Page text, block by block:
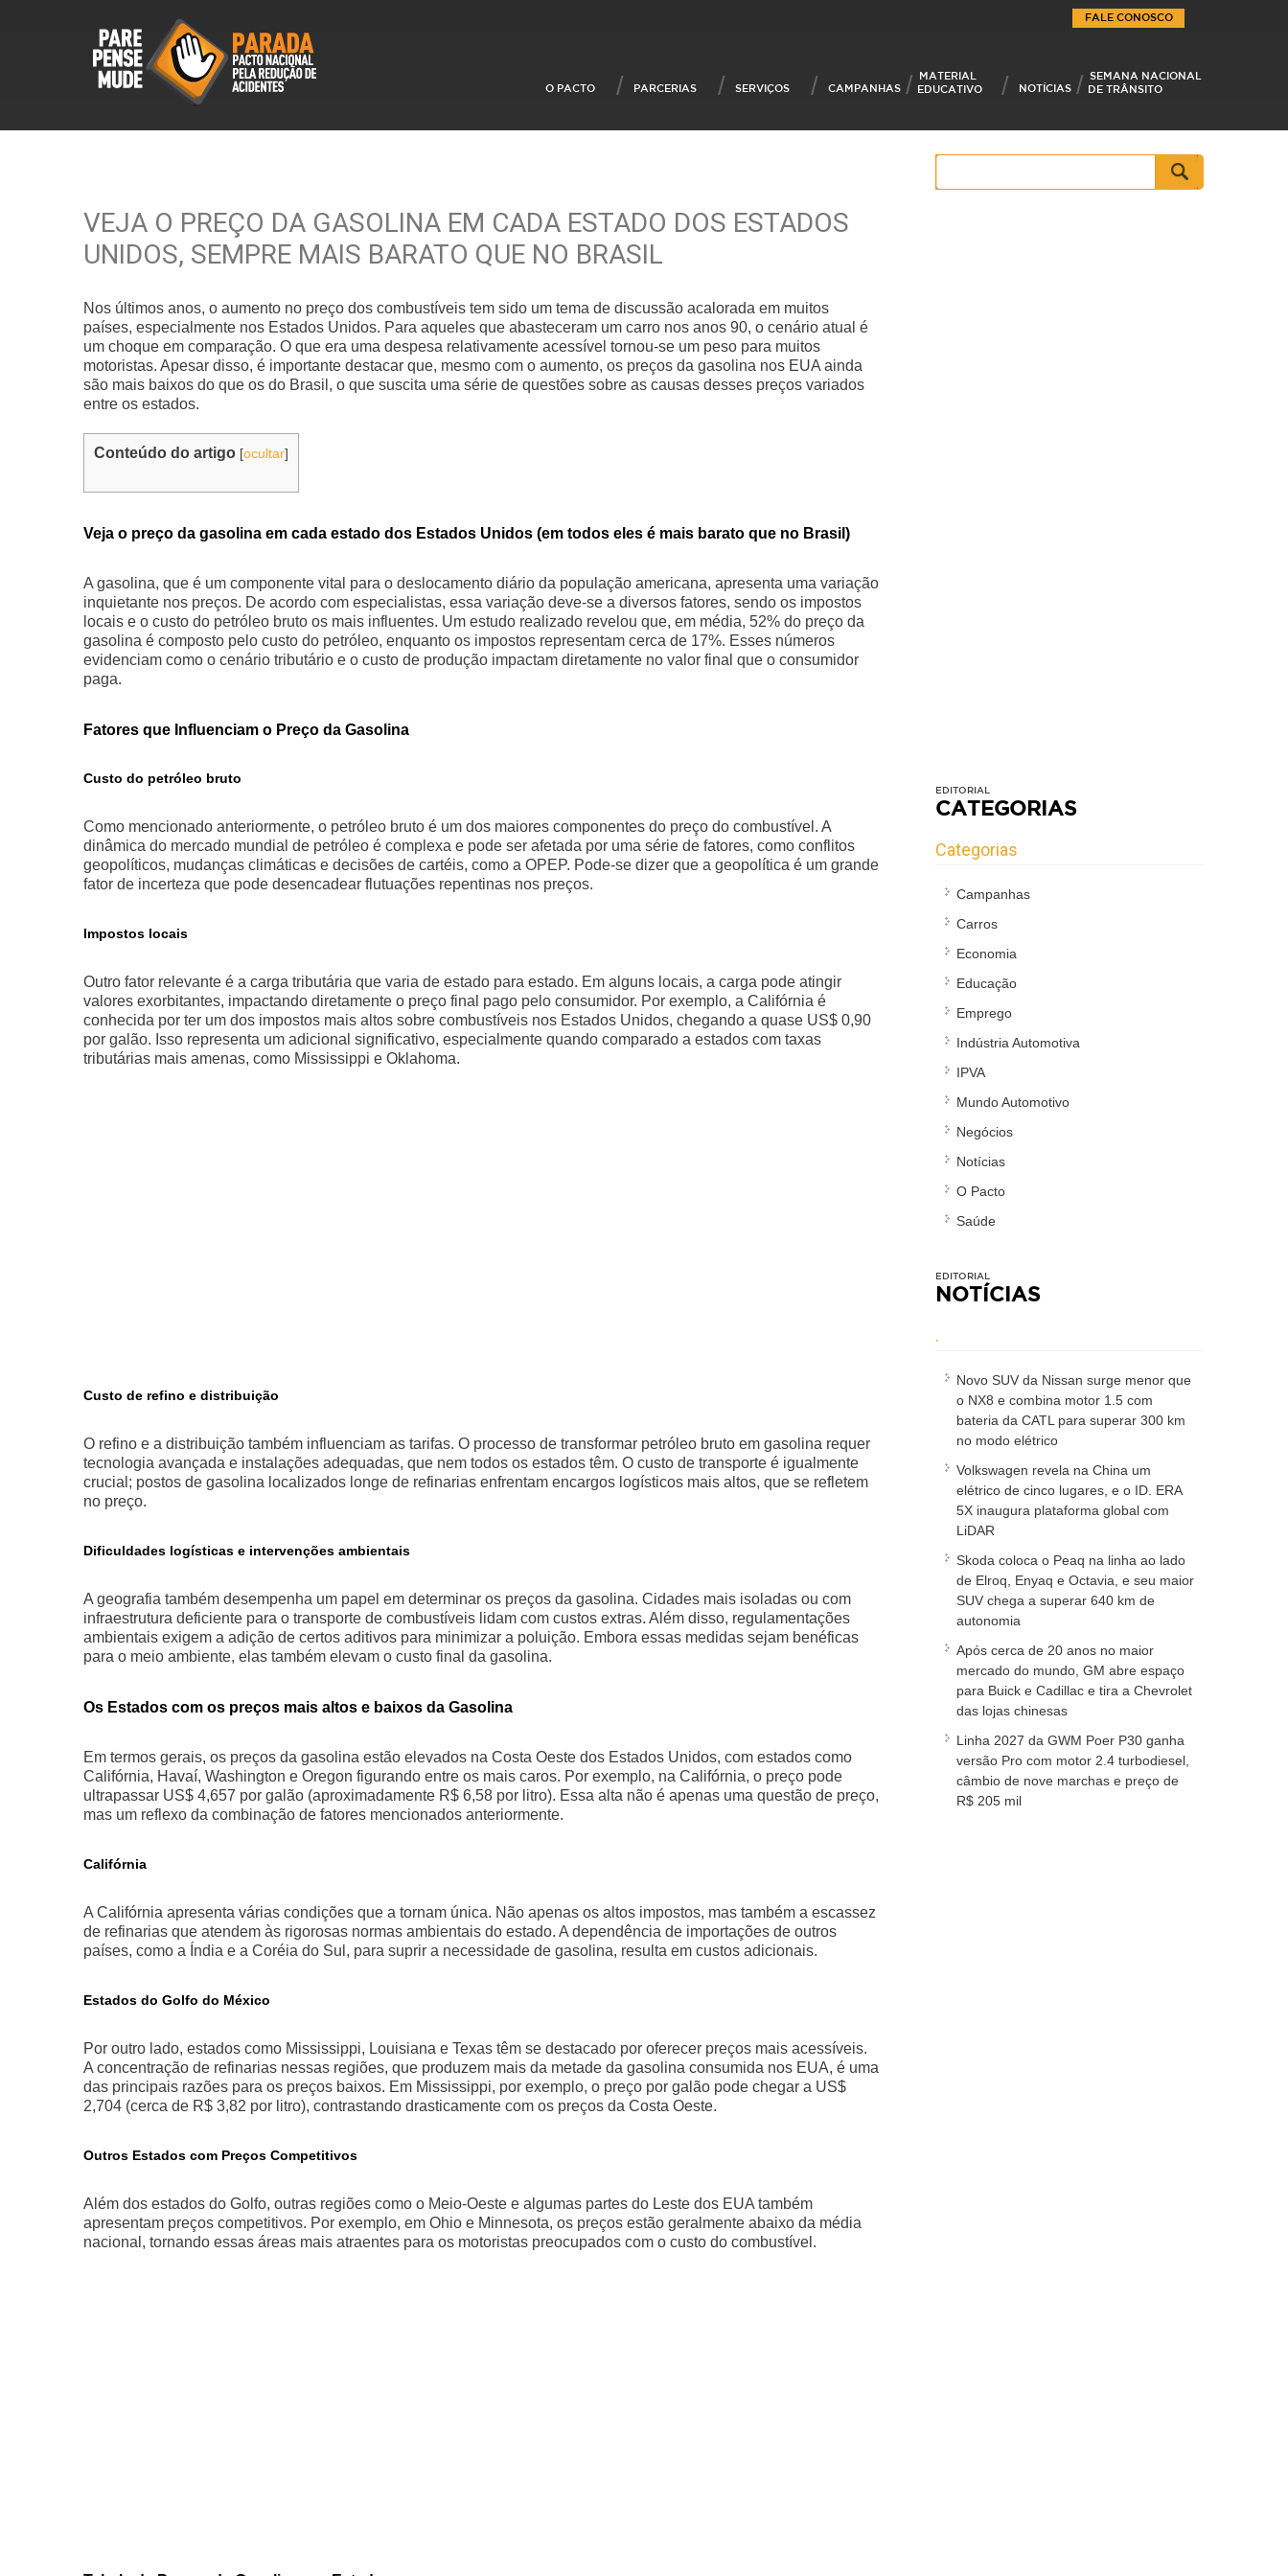
O PACTO PARCERIAS SERVIÇOS CAMPANHAS
MATERIAL
EDUCATIVO
NOTÍCIAS
SEMANA NACIONAL
DE TRÂNSITO
FALE CONOSCO
VEJA O PREÇO DA GASOLINA EM CADA ESTADO DOS ESTADOS
UNIDOS, SEMPRE MAIS BARATO QUE NO BRASIL
Nos últimos anos, o aumento no preço dos combustíveis tem sido um tema de discussão acalorada em muitos
países, especialmente nos Estados Unidos. Para aqueles que abasteceram um carro nos anos 90, o cenário atual é
um choque em comparação. O que era uma despesa relativamente acessível tornou-se um peso para muitos
motoristas. Apesar disso, é importante destacar que, mesmo com o aumento, os preços da gasolina nos EUA ainda
são mais baixos do que os do Brasil, o que suscita uma série de questões sobre as causas desses preços variados
entre os estados.
Conteúdo do artigo [ocultar]
Veja o preço da gasolina em cada estado dos Estados Unidos (em todos eles é mais barato que no Brasil)
A gasolina, que é um componente vital para o deslocamento diário da população americana, apresenta uma variação
inquietante nos preços. De acordo com especialistas, essa variação deve-se a diversos fatores, sendo os impostos
locais e o custo do petróleo bruto os mais influentes. Um estudo realizado revelou que, em média, 52% do preço da
gasolina é composto pelo custo do petróleo, enquanto os impostos representam cerca de 17%. Esses números
evidenciam como o cenário tributário e o custo de produção impactam diretamente no valor final que o consumidor
paga.
Fatores que Influenciam o Preço da Gasolina
Custo do petróleo bruto
Como mencionado anteriormente, o petróleo bruto é um dos maiores componentes do preço do combustível. A
dinâmica do mercado mundial de petróleo é complexa e pode ser afetada por uma série de fatores, como conflitos
geopolíticos, mudanças climáticas e decisões de cartéis, como a OPEP. Pode-se dizer que a geopolítica é um grande
fator de incerteza que pode desencadear flutuações repentinas nos preços.
Impostos locais
Outro fator relevante é a carga tributária que varia de estado para estado. Em alguns locais, a carga pode atingir
valores exorbitantes, impactando diretamente o preço final pago pelo consumidor. Por exemplo, a Califórnia é
conhecida por ter um dos impostos mais altos sobre combustíveis nos Estados Unidos, chegando a quase US$ 0,90
por galão. Isso representa um adicional significativo, especialmente quando comparado a estados com taxas
tributárias mais amenas, como Mississippi e Oklahoma.
Custo de refino e distribuição
O refino e a distribuição também influenciam as tarifas. O processo de transformar petróleo bruto em gasolina requer
tecnologia avançada e instalações adequadas, que nem todos os estados têm. O custo de transporte é igualmente
crucial; postos de gasolina localizados longe de refinarias enfrentam encargos logísticos mais altos, que se refletem
no preço.
Dificuldades logísticas e intervenções ambientais
A geografia também desempenha um papel em determinar os preços da gasolina. Cidades mais isoladas ou com
infraestrutura deficiente para o transporte de combustíveis lidam com custos extras. Além disso, regulamentações
ambientais exigem a adição de certos aditivos para minimizar a poluição. Embora essas medidas sejam benéficas
para o meio ambiente, elas também elevam o custo final da gasolina.
Os Estados com os preços mais altos e baixos da Gasolina
Em termos gerais, os preços da gasolina estão elevados na Costa Oeste dos Estados Unidos, com estados como
Califórnia, Havaí, Washington e Oregon figurando entre os mais caros. Por exemplo, na Califórnia, o preço pode
ultrapassar US$ 4,657 por galão (aproximadamente R$ 6,58 por litro). Essa alta não é apenas uma questão de preço,
mas um reflexo da combinação de fatores mencionados anteriormente.
Califórnia
A Califórnia apresenta várias condições que a tornam única. Não apenas os altos impostos, mas também a escassez
de refinarias que atendem às rigorosas normas ambientais do estado. A dependência de importações de outros
países, como a Índia e a Coréia do Sul, para suprir a necessidade de gasolina, resulta em custos adicionais.
Estados do Golfo do México
Por outro lado, estados como Mississippi, Louisiana e Texas têm se destacado por oferecer preços mais acessíveis.
A concentração de refinarias nessas regiões, que produzem mais da metade da gasolina consumida nos EUA, é uma
das principais razões para os preços baixos. Em Mississippi, por exemplo, o preço por galão pode chegar a US$
2,704 (cerca de R$ 3,82 por litro), contrastando drasticamente com os preços da Costa Oeste.
Outros Estados com Preços Competitivos
Além dos estados do Golfo, outras regiões como o Meio-Oeste e algumas partes do Leste dos EUA também
apresentam preços competitivos. Por exemplo, em Ohio e Minnesota, os preços estão geralmente abaixo da média
nacional, tornando essas áreas mais atraentes para os motoristas preocupados com o custo do combustível.
Pesquisar
por:
EDITORIAL
CATEGORIAS
Categorias
Campanhas
Carros
Economia
Educação
Emprego
Indústria Automotiva
IPVA
Mundo Automotivo
Negócios
Notícias
O Pacto
Saúde
EDITORIAL
NOTÍCIAS
.
Novo SUV da Nissan surge menor que
o NX8 e combina motor 1.5 com
bateria da CATL para superar 300 km
no modo elétrico
Volkswagen revela na China um
elétrico de cinco lugares, e o ID. ERA
5X inaugura plataforma global com
LiDAR
Skoda coloca o Peaq na linha ao lado
de Elroq, Enyaq e Octavia, e seu maior
SUV chega a superar 640 km de
autonomia
Após cerca de 20 anos no maior
mercado do mundo, GM abre espaço
para Buick e Cadillac e tira a Chevrolet
das lojas chinesas
Linha 2027 da GWM Poer P30 ganha
versão Pro com motor 2.4 turbodiesel,
câmbio de nove marchas e preço de
R$ 205 mil